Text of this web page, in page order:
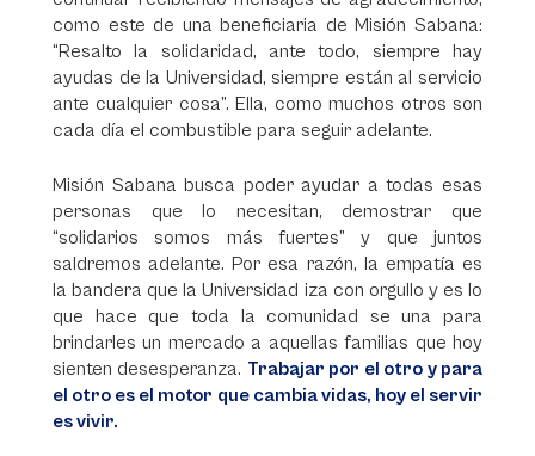
como este de una beneficiaria de Misión Sabana:
“Resalto la solidaridad, ante todo, siempre hay
ayudas de la Universidad, siempre están al servicio
ante cualquier cosa”. Ella, como muchos otros son
cada día el combustible para seguir adelante.
Misión Sabana busca poder ayudar a todas esas
personas que lo necesitan, demostrar que
“solidarios somos más fuertes” y que juntos
saldremos adelante. Por esa razón, la empatía es
la bandera que la Universidad iza con orgullo y es lo
que hace que toda la comunidad se una para
brindarles un mercado a aquellas familias que hoy
sienten desesperanza. Trabajar por el otro y para
el otro es el motor que cambia vidas, hoy el servir
es vivir.